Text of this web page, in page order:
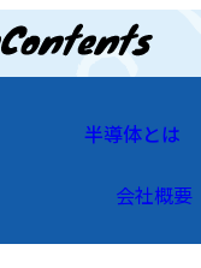
半導体とは
会社概要